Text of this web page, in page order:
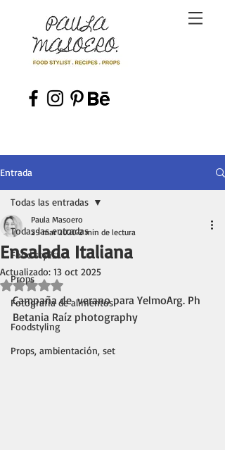
Entrada
Todas las entradas
Food stylist
Props
Fotografía de alimentos
Foodstyling
Props, ambientación, set
Todas las entradas
Ensalada Italiana
Paula Masoero
29 mar 2020 2 min de lectura
Actualizado: 13 oct 2025
Obtuvo NaN de 5 estrellas.
Campaña de  verano para YelmoArg. Ph
Betania Raíz photography